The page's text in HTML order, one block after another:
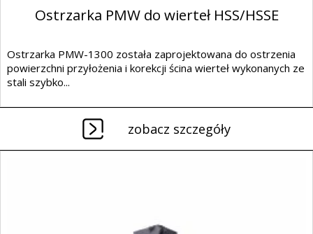
Ostrzarka PMW do wierteł HSS/HSSE
Ostrzarka PMW-1300 została zaprojektowana do ostrzenia
powierzchni przyłożenia i korekcji ścina wierteł wykonanych ze
stali szybko...
zobacz szczegóły